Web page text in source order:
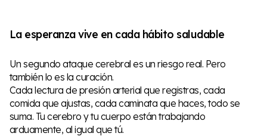
La esperanza vive en cada hábito saludable
Un segundo ataque cerebral es un riesgo real. Pero
también lo es la curación.
Cada lectura de presión arterial que registras, cada
comida que ajustas, cada caminata que haces, todo se
suma. Tu cerebro y tu cuerpo están trabajando
arduamente, al igual que tú.